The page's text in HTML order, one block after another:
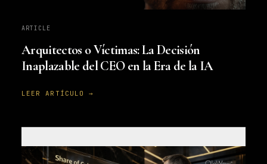
ARTICLE
Arquitectos o Víctimas: La Decisión
Inaplazable del CEO en la Era de la IA
LEER ARTÍCULO →